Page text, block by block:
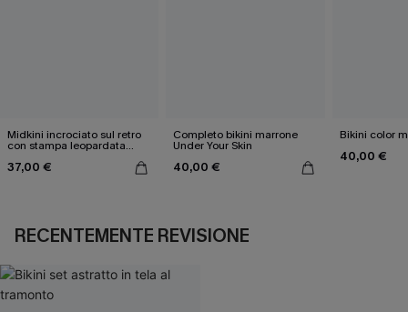
Midkini incrociato sul retro
con stampa leopardata
37,00 €
Completo bikini marrone
Under Your Skin
40,00 €
Bikini color
40,00 €
RECENTEMENTE REVISIONE